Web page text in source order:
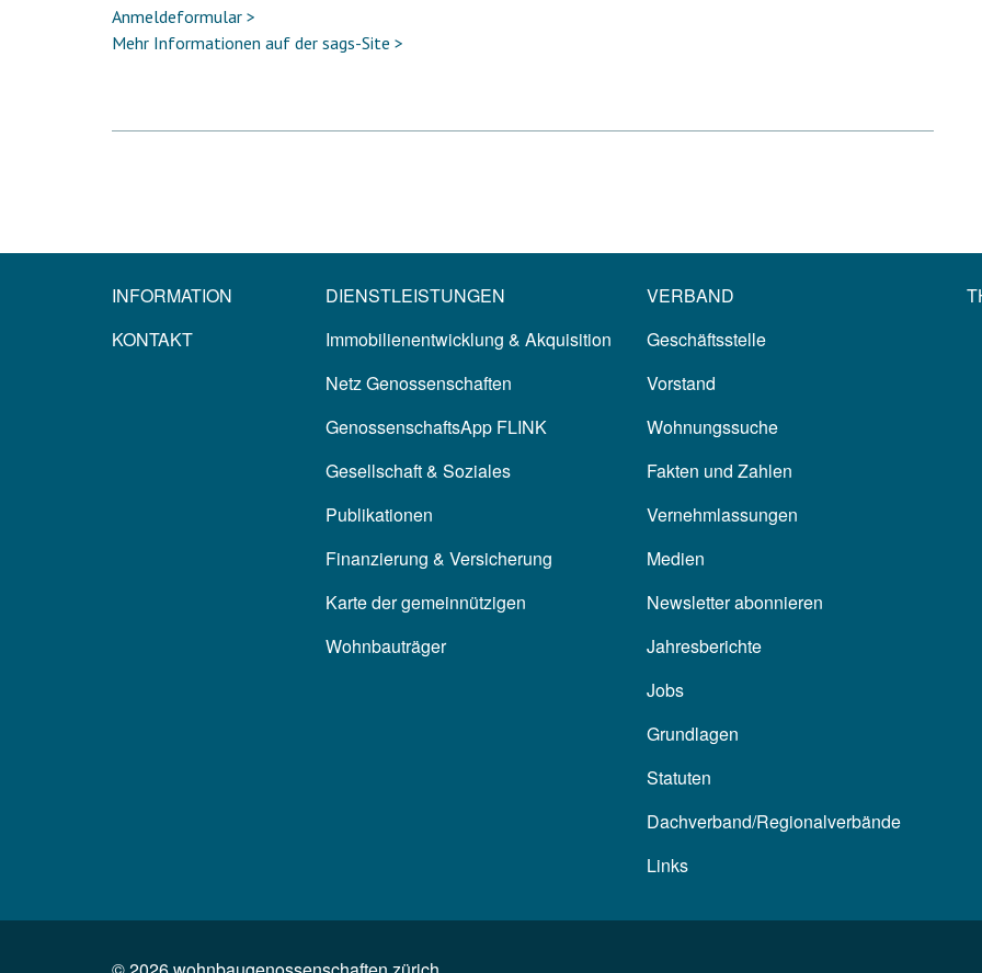
Anmeldeformular >
Mehr Informationen auf der sags-Site >
INFORMATION
KONTAKT
DIENSTLEISTUNGEN
Immobilienentwicklung & Akquisition
Netz Genossenschaften
GenossenschaftsApp FLINK
Gesellschaft & Soziales
Publikationen
Finanzierung & Versicherung
Karte der gemeinnützigen
Wohnbauträger
VERBAND
Geschäftsstelle
Vorstand
Wohnungssuche
Fakten und Zahlen
Vernehmlassungen
Medien
Newsletter abonnieren
Jahresberichte
Jobs
Grundlagen
Statuten
Dachverband/Regionalverbände
Links